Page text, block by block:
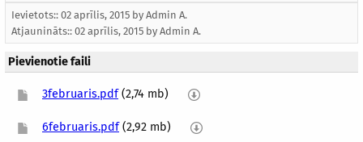
Ievietots:: 02 aprīlis, 2015 by Admin A.
Atjaunināts:: 02 aprīlis, 2015 by Admin A.
Pievienotie faili
3februaris.pdf(2,74 mb)
6februaris.pdf(2,92 mb)